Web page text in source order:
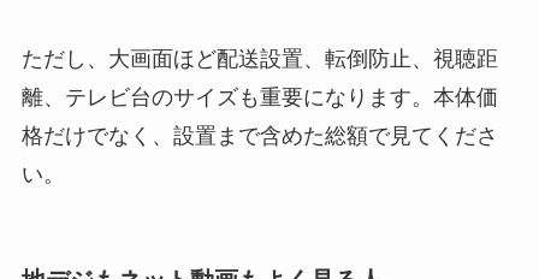
ただし、大画面ほど配送設置、転倒防止、視聴距
離、テレビ台のサイズも重要になります。本体価
格だけでなく、設置まで含めた総額で見てくださ
い。